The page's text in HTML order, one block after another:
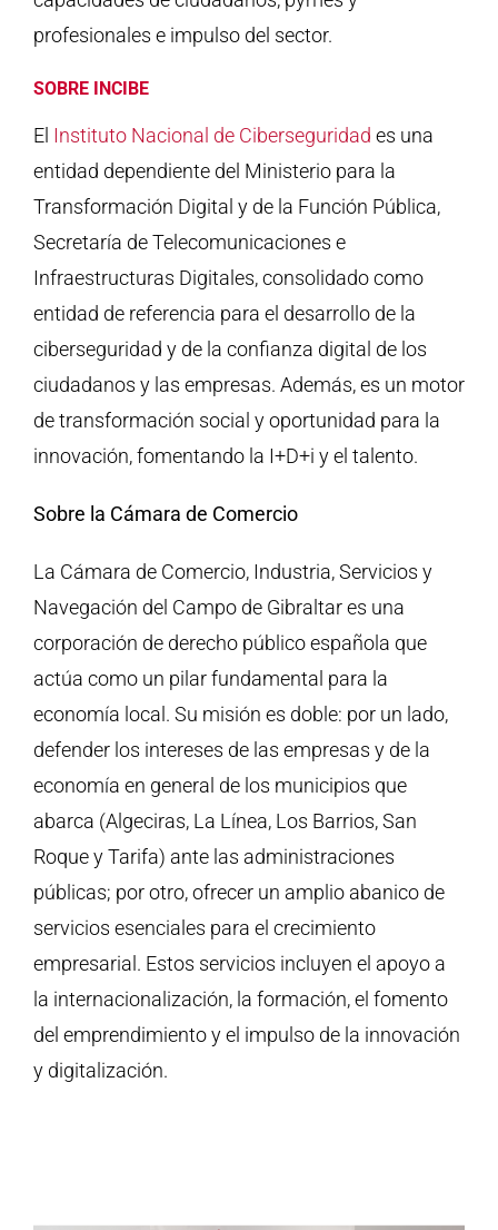
profesionales e impulso del sector.
SOBRE INCIBE
El Instituto Nacional de Ciberseguridad es una
entidad dependiente del Ministerio para la
Transformación Digital y de la Función Pública,
Secretaría de Telecomunicaciones e
Infraestructuras Digitales, consolidado como
entidad de referencia para el desarrollo de la
ciberseguridad y de la confianza digital de los
ciudadanos y las empresas. Además, es un motor
de transformación social y oportunidad para la
innovación, fomentando la I+D+i y el talento.
Sobre la Cámara de Comercio
La Cámara de Comercio, Industria, Servicios y
Navegación del Campo de Gibraltar es una
corporación de derecho público española que
actúa como un pilar fundamental para la
economía local. Su misión es doble: por un lado,
defender los intereses de las empresas y de la
economía en general de los municipios que
abarca (Algeciras, La Línea, Los Barrios, San
Roque y Tarifa) ante las administraciones
públicas; por otro, ofrecer un amplio abanico de
servicios esenciales para el crecimiento
empresarial. Estos servicios incluyen el apoyo a
la internacionalización, la formación, el fomento
del emprendimiento y el impulso de la innovación
y digitalización.